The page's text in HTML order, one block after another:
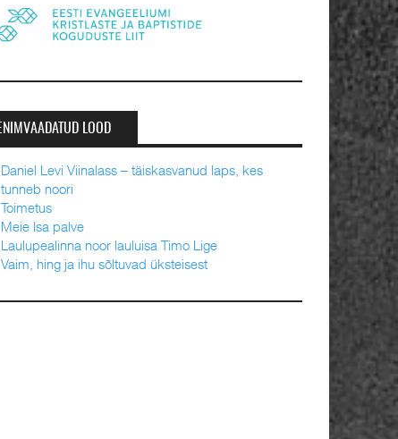
ENIMVAADATUD LOOD
Daniel Levi Viinalass – täiskasvanud laps, kes
tunneb noori
Toimetus
Laulupealinna noor lauluisa Timo Lige